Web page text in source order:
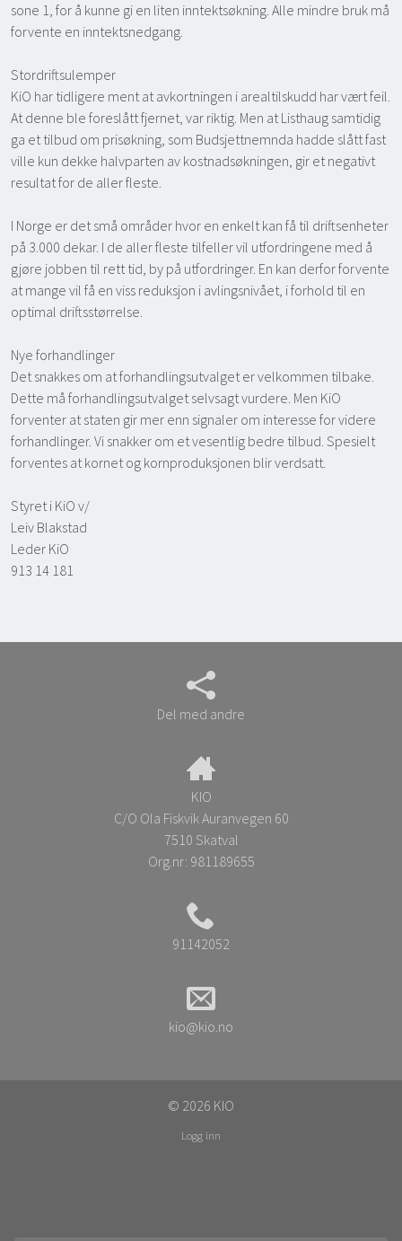
sone 1, for å kunne gi en liten inntektsøkning. Alle mindre bruk må
forvente en inntektsnedgang.
Stordriftsulemper
KiO har tidligere ment at avkortningen i arealtilskudd har vært feil.
At denne ble foreslått fjernet, var riktig. Men at Listhaug samtidig
ga et tilbud om prisøkning, som Budsjettnemnda hadde slått fast
ville kun dekke halvparten av kostnadsøkningen, gir et negativt
resultat for de aller fleste.
I Norge er det små områder hvor en enkelt kan få til driftsenheter
på 3.000 dekar. I de aller fleste tilfeller vil utfordringene med å
gjøre jobben til rett tid, by på utfordringer. En kan derfor forvente
at mange vil få en viss reduksjon i avlingsnivået, i forhold til en
optimal driftsstørrelse.
Nye forhandlinger
Det snakkes om at forhandlingsutvalget er velkommen tilbake.
Dette må forhandlingsutvalget selvsagt vurdere. Men KiO
forventer at staten gir mer enn signaler om interesse for videre
forhandlinger. Vi snakker om et vesentlig bedre tilbud. Spesielt
forventes at kornet og kornproduksjonen blir verdsatt.
Styret i KiO v/
Leiv Blakstad
Leder KiO
913 14 181
Del med andre
KIO
C/O Ola Fiskvik Auranvegen 60
7510 Skatval
Org.nr: 981189655
91142052
kio@kio.no
© 2026 KIO
Logg inn